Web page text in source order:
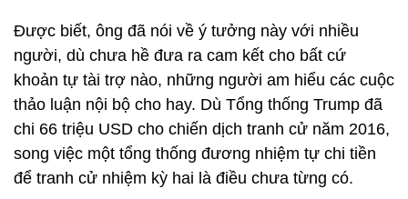
Được biết, ông đã nói về ý tưởng này với nhiều
người, dù chưa hề đưa ra cam kết cho bất cứ
khoản tự tài trợ nào, những người am hiểu các cuộc
thảo luận nội bộ cho hay. Dù Tổng thống Trump đã
chi 66 triệu USD cho chiến dịch tranh cử năm 2016,
song việc một tổng thống đương nhiệm tự chi tiền
để tranh cử nhiệm kỳ hai là điều chưa từng có.